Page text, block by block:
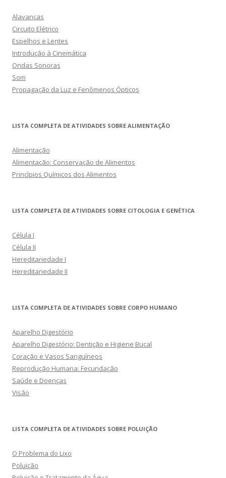
Alavancas
Circuito Elétrico
Espelhos e Lentes
Introdução à Cinemática
Ondas Sonoras
Som
Propagação da Luz e Fenômenos Ópticos
LISTA COMPLETA DE ATIVIDADES SOBRE ALIMENTAÇÃO
Alimentação
Alimentação: Conservação de Alimentos
Princípios Químicos dos Alimentos
LISTA COMPLETA DE ATIVIDADES SOBRE CITOLOGIA E GENÉTICA
Célula I
Célula II
Hereditariedade I
Hereditariedade II
LISTA COMPLETA DE ATIVIDADES SOBRE CORPO HUMANO
Aparelho Digestório
Aparelho Digestório: Dentição e Higiene Bucal
Coração e Vasos Sanguíneos
Reprodução Humana: Fecundação
Saúde e Doenças
Visão
LISTA COMPLETA DE ATIVIDADES SOBRE POLUIÇÃO
O Problema do Lixo
Poluição